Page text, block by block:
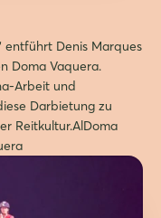
entführt Denis Marques
Doma Vaquera.
Arbeit und
Darbietung zu
Reitkultur.AlDoma